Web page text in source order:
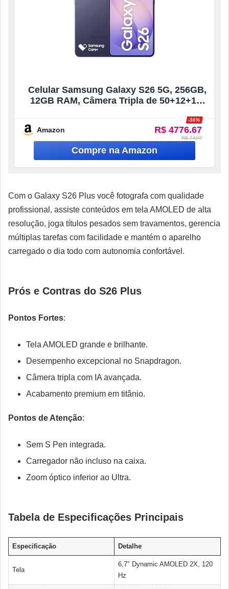
Celular Samsung Galaxy S26 5G, 256GB,
12GB RAM, Câmera Tripla de 50+12+10,
Amazon R$ 4776.67
-36%
R$ 7499
Com o Galaxy S26 Plus você fotografa com qualidade
profissional, assiste conteúdos em tela AMOLED de alta
resolução, joga títulos pesados sem travamentos, gerencia
múltiplas tarefas com facilidade e mantém o aparelho
carregado o dia todo com autonomia confortável.
Prós e Contras do S26 Plus
Pontos Fortes:
Tela AMOLED grande e brilhante.
Desempenho excepcional no Snapdragon.
Câmera tripla com IA avançada.
Acabamento premium em titânio.
Pontos de Atenção:
Sem S Pen integrada.
Carregador não incluso na caixa.
Zoom óptico inferior ao Ultra.
Tabela de Especificações Principais
Especificação Detalhe
Tela
6,7″ Dynamic AMOLED 2X, 120
Hz